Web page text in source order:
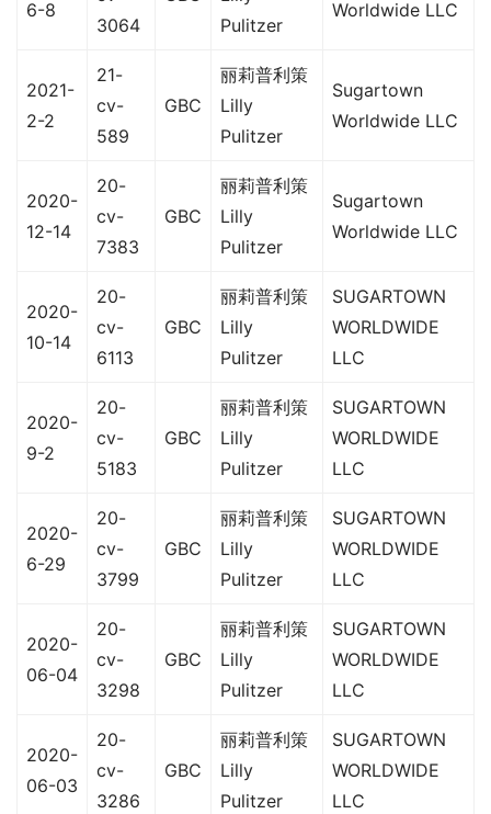
6-8
3064
Pulitzer
Worldwide LLC
2021-
2-2
21-
cv-
589
GBC
丽莉普利策
Lilly
Pulitzer
Sugartown
Worldwide LLC
2020-
12-14
20-
cv-
7383
GBC
丽莉普利策
Lilly
Pulitzer
Sugartown
Worldwide LLC
2020-
10-14
20-
cv-
6113
GBC
丽莉普利策
Lilly
Pulitzer
SUGARTOWN
WORLDWIDE
LLC
2020-
9-2
20-
cv-
5183
GBC
丽莉普利策
Lilly
Pulitzer
SUGARTOWN
WORLDWIDE
LLC
2020-
6-29
20-
cv-
3799
GBC
丽莉普利策
Lilly
Pulitzer
SUGARTOWN
WORLDWIDE
LLC
2020-
06-04
20-
cv-
3298
GBC
丽莉普利策
Lilly
Pulitzer
SUGARTOWN
WORLDWIDE
LLC
2020-
06-03
20-
cv-
3286
GBC
丽莉普利策
Lilly
Pulitzer
SUGARTOWN
WORLDWIDE
LLC